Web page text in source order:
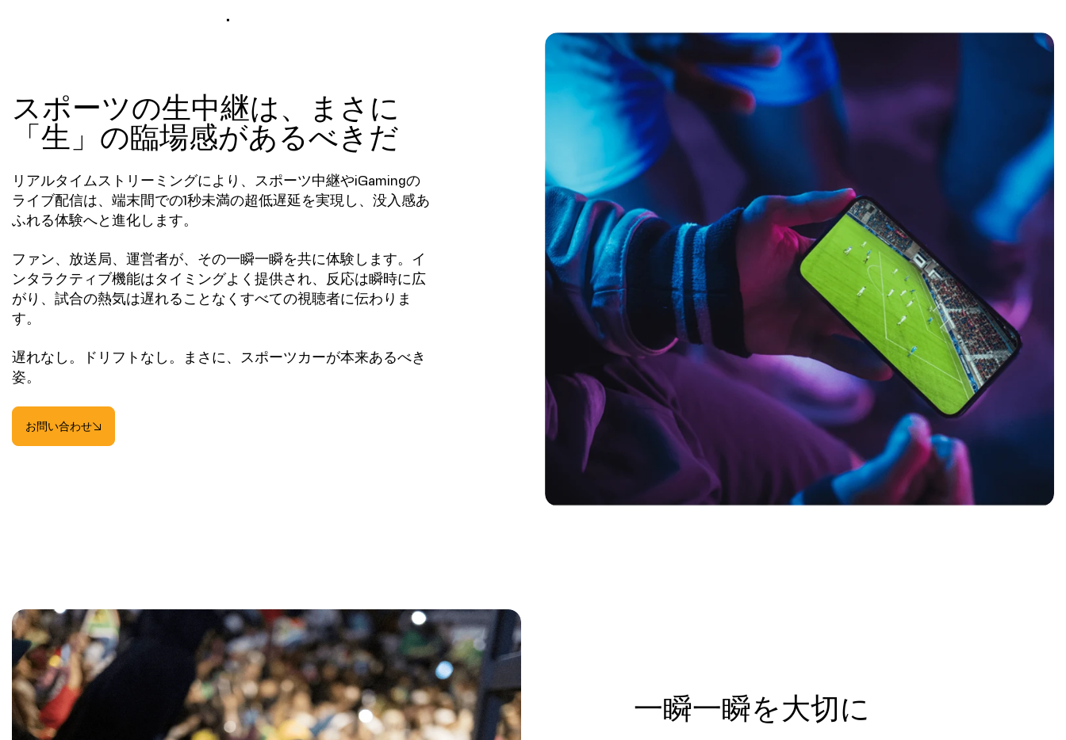
スポーツの生中継は、まさに
「生」の臨場感があるべきだ
リアルタイムストリーミングにより、スポーツ中継やiGamingの
ライブ配信は、端末間での1秒未満の超低遅延を実現し、没入感あ
ふれる体験へと進化します。
ファン、放送局、運営者が、その一瞬一瞬を共に体験します。イ
ンタラクティブ機能はタイミングよく提供され、反応は瞬時に広
がり、試合の熱気は遅れることなくすべての視聴者に伝わりま
す。
遅れなし。ドリフトなし。まさに、スポーツカーが本来あるべき
姿。
お問い合わせ
一瞬一瞬を大切に